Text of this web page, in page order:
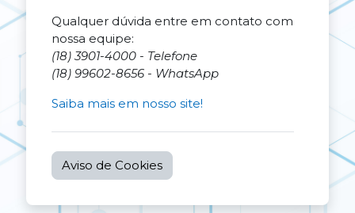
Qualquer dúvida entre em contato com
nossa equipe:
(18) 3901-4000 - Telefone
(18) 99602-8656 - WhatsApp
Saiba mais em nosso site!
Aviso de Cookies